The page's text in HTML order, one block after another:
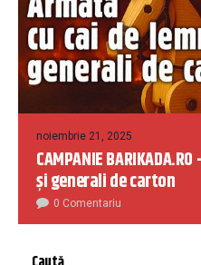
noiembrie 21, 2025
CAMPANIE
și generali de carton
0 Comentariu